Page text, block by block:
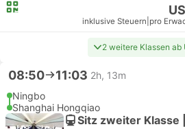
inklusive Steuern pro
2 weitere Klassen ab
08:50 11:03 2h, 13m
Ningbo
Shanghai Hongqiao
Sitz zweiter Klasse